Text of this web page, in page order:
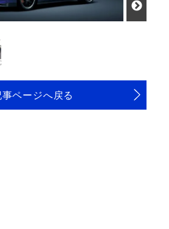
ページへ戻る